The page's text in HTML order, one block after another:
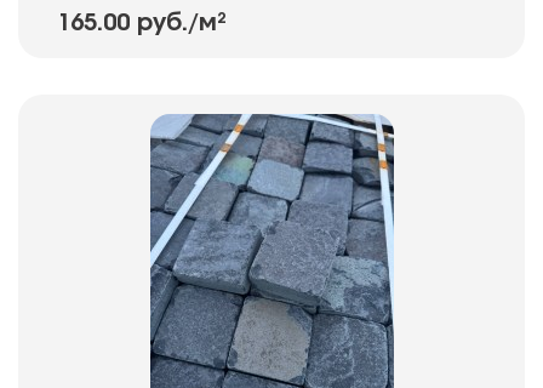
165.00 руб./м²